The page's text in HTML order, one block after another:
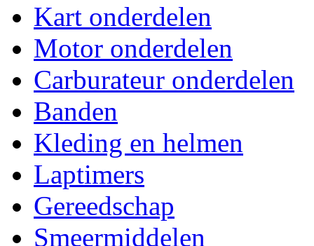
Kart onderdelen
Motor onderdelen
Carburateur onderdelen
Banden
Kleding en helmen
Laptimers
Gereedschap
Smeermiddelen